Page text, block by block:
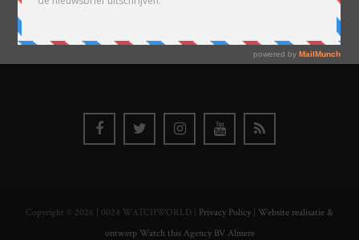
Copyright © 2026 | 0024 WATCHWORLD | Privacy Policy
Website realisatie &
ontwerp Watch this Agency BV Almere